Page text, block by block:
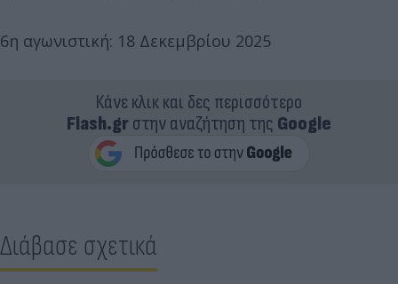
6η αγωνιστική: 18 Δεκεμβρίου 2025
Κάνε κλικ και δες περισσότερο
Flash.grστην αναζήτηση της Google
Διάβασε σχετικά